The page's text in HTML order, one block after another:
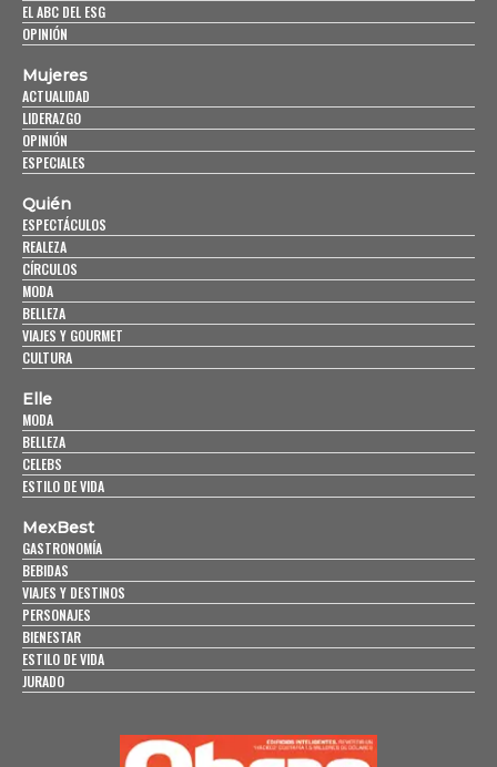
EL ABC DEL ESG
OPINIÓN
Mujeres
ACTUALIDAD
LIDERAZGO
OPINIÓN
ESPECIALES
Quién
ESPECTÁCULOS
REALEZA
CÍRCULOS
MODA
BELLEZA
VIAJES Y GOURMET
CULTURA
Elle
MODA
BELLEZA
CELEBS
ESTILO DE VIDA
MexBest
GASTRONOMÍA
BEBIDAS
VIAJES Y DESTINOS
PERSONAJES
BIENESTAR
ESTILO DE VIDA
JURADO